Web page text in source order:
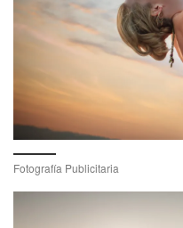
Fotografía Publicitaria